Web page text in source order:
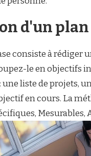
d'un
consiste à rédiger
le en objectifs
une liste de projets,
en cours. La